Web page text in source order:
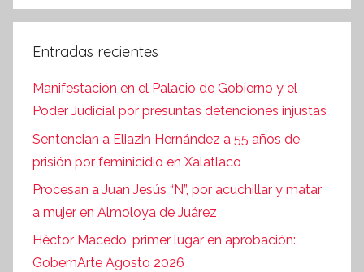
Entradas recientes
Manifestación en el Palacio de Gobierno y el
Poder Judicial por presuntas detenciones injustas
Sentencian a Eliazin Hernández a 55 años de
prisión por feminicidio en Xalatlaco
Procesan a Juan Jesús “N”, por acuchillar y matar
a mujer en Almoloya de Juárez
Héctor Macedo, primer lugar en aprobación:
GobernArte Agosto 2026